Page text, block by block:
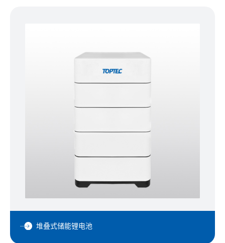
堆叠式储能锂电池